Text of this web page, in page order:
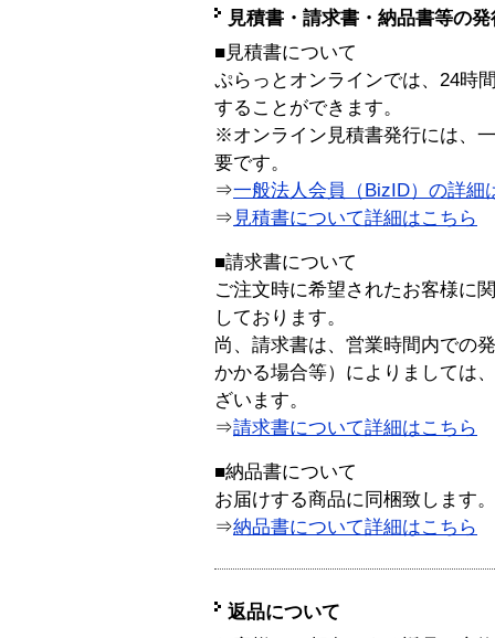
見積書・請求書・納品書等の
■見積書について
ぷらっとオンラインでは、24時
することができます。
※オンライン見積書発行には、
要です。
⇒一般法人会員（BizID）の詳細
⇒ 見積書について詳細はこちら
■請求書について
ご注文時に希望されたお客様に
しております。
尚、請求書は、営業時間内での
かかる場合等）によりましては
ざいます。
⇒請求書について詳細はこちら
■納品書について
お届けする商品に同梱致します。
⇒納品書について詳細はこちら
返品について